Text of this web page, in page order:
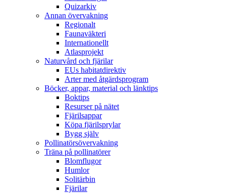
Quizarkiv
Annan övervakning
Regionalt
Faunaväkteri
Internationellt
Atlasprojekt
Naturvård och fjärilar
EUs habitatdirektiv
Arter med åtgärdsprogram
Böcker, appar, material och länktips
Boktips
Resurser på nätet
Fjärilsappar
Köpa fjärilsprylar
Bygg själv
Pollinatörsövervakning
Träna på pollinatörer
Blomflugor
Humlor
Solitärbin
Fjärilar